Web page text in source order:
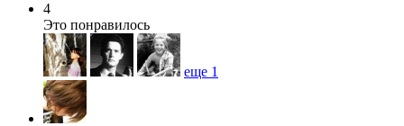
4
Это понравилось
еще 1